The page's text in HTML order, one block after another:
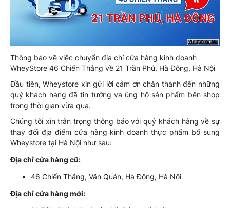
Thông báo về việc chuyển địa chỉ cửa hàng kinh doanh
WheyStore 46 Chiến Thắng về 21 Trần Phú, Hà Đông, Hà Nội
Đầu tiên, Wheystore xin gửi lời cảm ơn chân thành đến những
quý khách hàng đã tin tưởng và ủng hộ sản phẩm bên shop
trong thời gian vừa qua.
Chúng tôi xin trân trọng thông báo với quý khách hàng về sự
thay đổi địa điểm cửa hàng kinh doanh thực phẩm bổ sung
Wheystore tại Hà Nội như sau:
Địa chỉ cửa hàng cũ:
46 Chiến Thắng, Văn Quán, Hà Đông, Hà Nội
Địa chỉ cửa hàng mới: